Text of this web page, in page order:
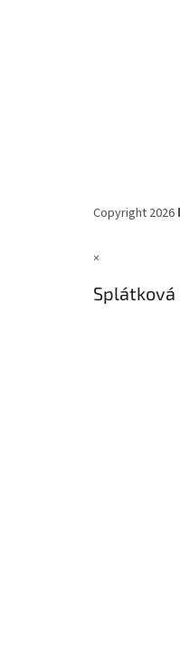
Copyright 2026
×
Splátková